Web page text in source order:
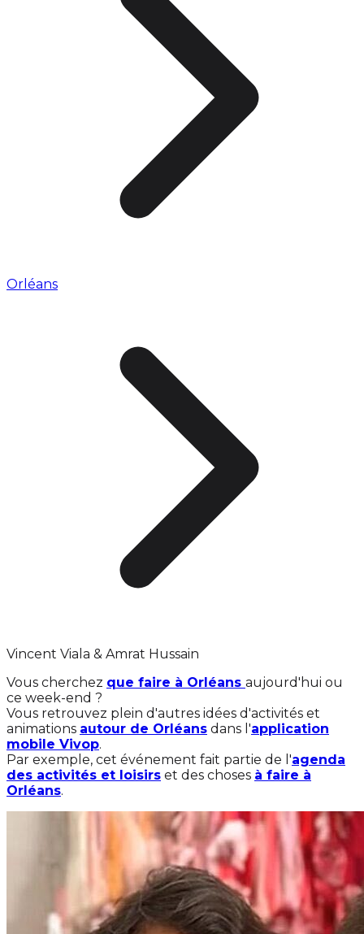
Orléans
Vincent Viala & Amrat Hussain
Vous cherchez que faire à Orléans aujourd'hui ou
ce week-end ?
Vous retrouvez plein d'autres idées d'activités et
animations autour de Orléans dans l'application
mobile Vivop.
Par exemple, cet événement fait partie de l'agenda
des activités et loisirs et des choses à faire à
Orléans.